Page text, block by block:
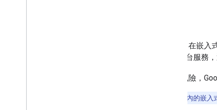
EEA 客戶現在可以在適當情況下，在嵌
在適當情況下使用 Google 地圖平台服務
由於新條款可能會帶來道路安全風險，
客戶可自行決定是否在歐洲經濟區內的嵌